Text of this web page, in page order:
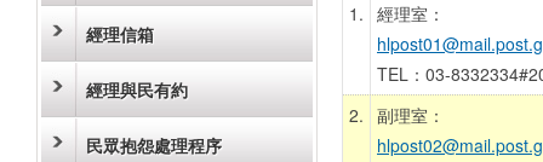
經理信箱
經理與民有約
民眾抱怨處理程序
1. 經理室：
TEL：03-
2. 副理室：